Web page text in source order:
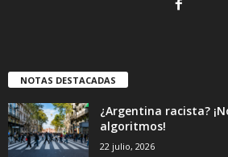
NOTAS DESTACADAS
¿Argentina racista?
algoritmos!
22 julio, 2026